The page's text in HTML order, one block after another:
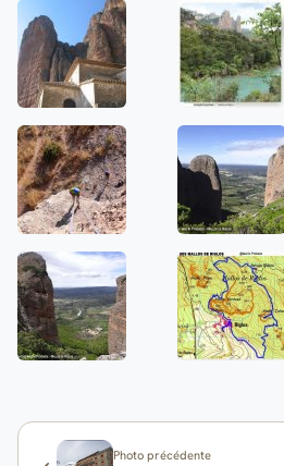
Photo précédente